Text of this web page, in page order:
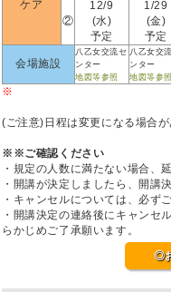
ケア
②
12/9
(水)
予定
1/29
(金)
予定
会場施設
八乙女交流セ
ンター
地図等参照
八乙女交
ンター
地図等参照
※
(ご注意)日程は変更になる場合が
※※ご確認ください
・規定の人数に満たない場合、
・開講が決定しましたら、開講
・キャンセルについては、必ず
・開講決定の連絡後にキャンセ
らかじめご了承願います。
◎